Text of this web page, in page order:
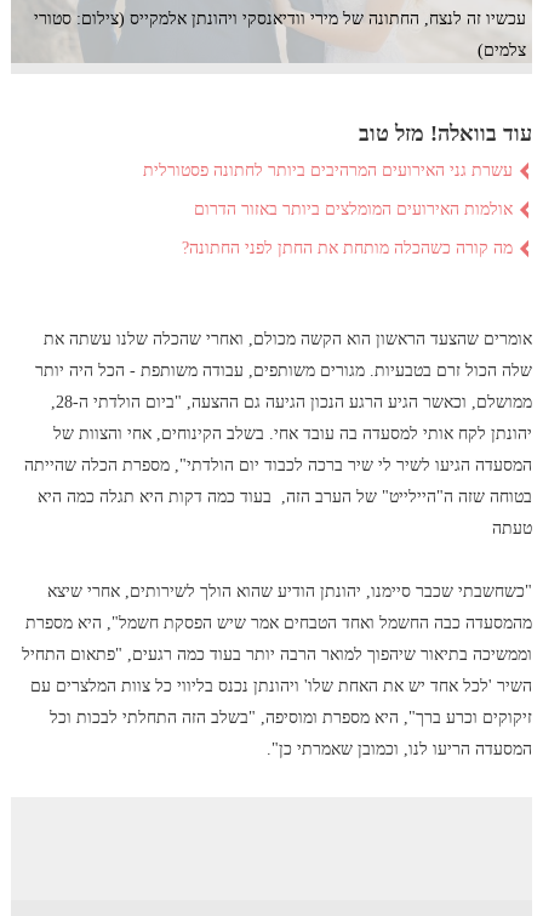
עכשיו זה לנצח, החתונה של מירי וודיאנסקי ויהונתן אלמקייס (צילום: סטורי
צלמים)
עוד בוואלה! מזל טוב
עשרת גני האירועים המרהיבים ביותר לחתונה פסטורלית
אולמות האירועים המומלצים ביותר באזור הדרום
מה קורה כשהכלה מותחת את החתן לפני החתונה?
אומרים שהצעד הראשון הוא הקשה מכולם, ואחרי שהכלה שלנו עשתה את
שלה הכול זרם בטבעיות. מגורים משותפים, עבודה משותפת - הכל היה יותר
ממושלם, וכאשר הגיע הרגע הנכון הגיעה גם ההצעה, "ביום הולדתי ה-28,
יהונתן לקח אותי למסעדה בה עובד אחי. בשלב הקינוחים, אחי והצוות של
המסעדה הגיעו לשיר לי שיר ברכה לכבוד יום הולדתי", מספרת הכלה שהייתה
בטוחה שזה ה"היילייט" של הערב הזה, בעוד כמה דקות היא תגלה כמה היא
טעתה
"כשחשבתי שכבר סיימנו, יהונתן הודיע שהוא הולך לשירותים, אחרי שיצא
מהמסעדה כבה החשמל ואחד הטבחים אמר שיש הפסקת חשמל", היא מספרת
וממשיכה בתיאור שיהפוך למואר הרבה יותר בעוד כמה רגעים, "פתאום התחיל
השיר 'לכל אחד יש את האחת שלו' ויהונתן נכנס בליווי כל צוות המלצרים עם
זיקוקים וכרע ברך", היא מספרת ומוסיפה, "בשלב הזה התחלתי לבכות וכל
המסעדה הריעו לנו, וכמובן שאמרתי כן".